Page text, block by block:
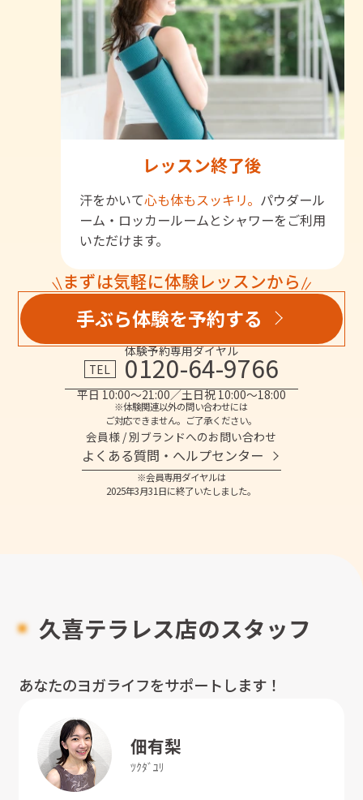
レッスン終了後
汗をかいて心も体もスッキリ。 パウダール
ーム・ロッカールームとシャワーをご利用
いただけます。
まずは気軽に体験レッスンから
手ぶら体験を予約する
体験予約専用ダイヤル
TEL
0120-64-9766
平日 10:00～21:00／土日祝 10:00～18:00
※体験関連以外の問い合わせには
ご対応できません。ご了承ください。
会員様 / 別ブランドへのお問い合わせ
よくある質問・へルプセンター
※会員専用ダイヤルは
2025年3月31日に終了いたしました。
久喜テラレス店のスタッフ
あなたのヨガライフをサポートします！
佃有梨
ﾂｸﾀﾞﾕﾘ